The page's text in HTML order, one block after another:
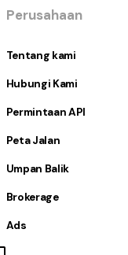
Perusahaan
Tentang kami
Hubungi Kami
Permintaan API
Peta Jalan
Umpan Balik
Brokerage
Ads